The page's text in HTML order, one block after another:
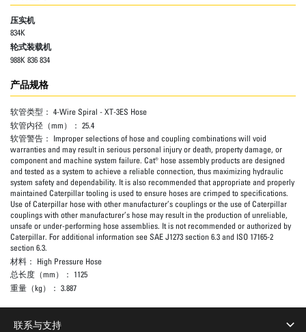
压实机
834K
轮式装载机
988K 836 834
产品规格
软管类型： 4-Wire Spiral - XT-3ES Hose
软管内径（mm）： 25.4
软管警告： Improper selections of hose and coupling combinations will void
warranties and may result in serious personal injury or death, property damage, or
component and machine system failure. Cat® hose assembly products are designed
and tested as a system to achieve a reliable connection, thus maximizing hydraulic
system safety and dependability. It is also recommended that appropriate and properly
maintained Caterpillar tooling is used to ensure hoses are crimped to specifications.
Use of Caterpillar hose with other manufacturer’s couplings or the use of Caterpillar
couplings with other manufacturer’s hose may result in the production of unreliable,
unsafe or under-performing hose assemblies. It is not recommended or authorized by
Caterpillar. For additional information see SAE J1273 section 6.3 and ISO 17165-2
section 6.3.
材料： High Pressure Hose
总长度（mm）： 1125
重量（kg）： 3.887
联系与支持